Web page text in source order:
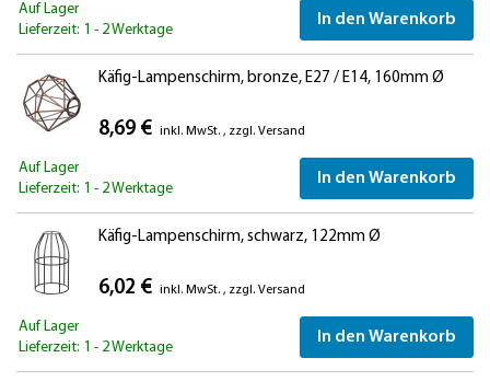
Auf Lager
Lieferzeit: 1 - 2 Werktage
In den Warenkorb
Käfig-Lampenschirm, bronze, E27 / E14, 160mm Ø
8,69 € inkl. MwSt. , zzgl. Versand
Auf Lager
Lieferzeit: 1 - 2 Werktage
In den Warenkorb
Käfig-Lampenschirm, schwarz, 122mm Ø
6,02 € inkl. MwSt. , zzgl. Versand
Auf Lager
Lieferzeit: 1 - 2 Werktage
In den Warenkorb